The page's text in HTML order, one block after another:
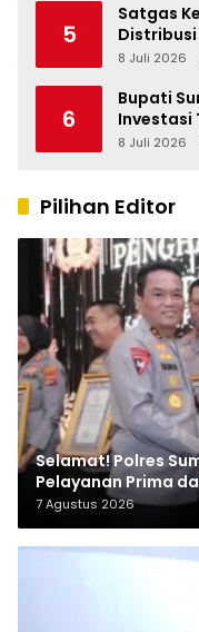
5
Satgas
Distribusi
8 Juli 2026
6
Bupati
Investasi
8 Juli 2026
Pilihan Editor
Selamat! Polres
Pelayanan Prima
7 Agustus 2026